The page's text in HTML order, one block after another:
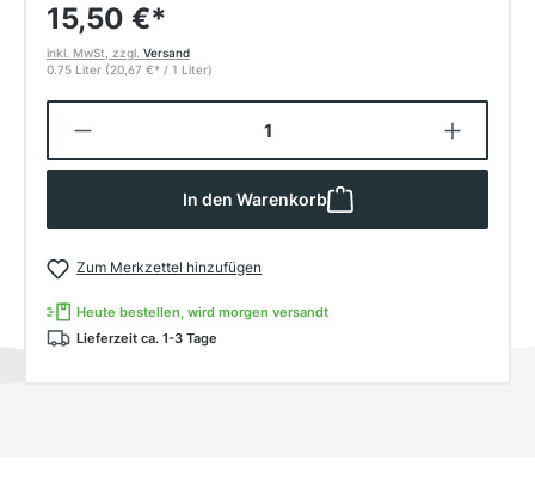
15,50 €*
inkl. MwSt, zzgl. Versand
0.75 Liter (20,67 €* / 1 Liter)
Produkt Anzahl: Gib den
In den Warenkorb
Zum Merkzettel hinzufügen
Heute bestellen, wird morgen versandt
Lieferzeit ca. 1-3 Tage